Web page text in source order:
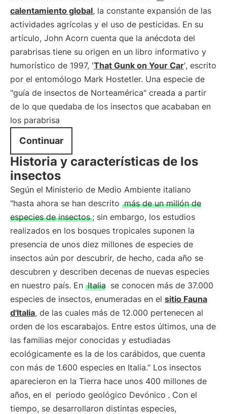
calentamiento global, la constante expansión de las
actividades agrícolas y el uso de pesticidas. En su
artículo, John Acorn cuenta que la anécdota del
parabrisas tiene su origen en un libro informativo y
humorístico de 1997, 'That Gunk on Your Car', escrito
por el entomólogo Mark Hostetler. Una especie de
"guía de insectos de Norteamérica" creada a partir
de lo que quedaba de los insectos que acababan en
los parabrisa
Continuar
Historia y características de los
insectos
Según el Ministerio de Medio Ambiente italiano
"hasta ahora se han descrito más de un millón de
especies de insectos ; sin embargo, los estudios
realizados en los bosques tropicales suponen la
presencia de unos diez millones de especies de
insectos aún por descubrir, de hecho, cada año se
descubren y describen decenas de nuevas especies
en nuestro país. En Italia se conocen más de 37.000
especies de insectos, enumeradas en el sitio Fauna
d'Italia, de las cuales más de 12.000 pertenecen al
orden de los escarabajos. Entre estos últimos, una de
las familias mejor conocidas y estudiadas
ecológicamente es la de los carábidos, que cuenta
con más de 1.600 especies en Italia." Los insectos
aparecieron en la Tierra hace unos 400 millones de
años, en el periodo geológico Devónico . Con el
tiempo, se desarrollaron distintas especies,